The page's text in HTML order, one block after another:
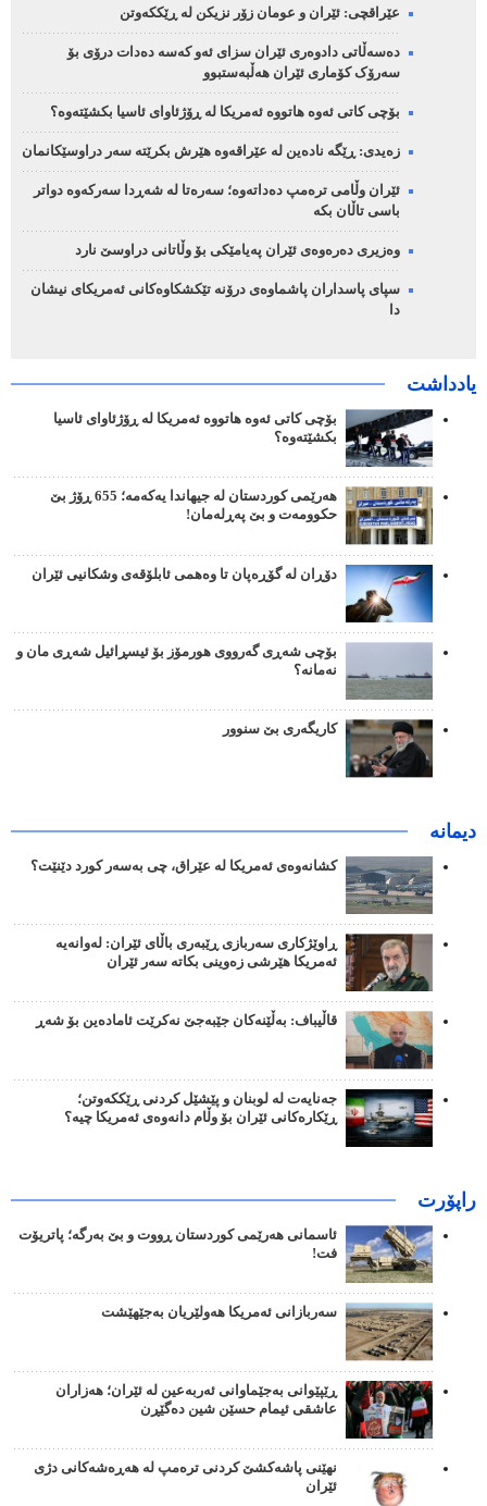
عێراقچی: ئێران و عومان زۆر نزیکن لە ڕێککەوتن
دەسەڵاتی دادوەری ئێران سزای ئەو کەسە دەدات درۆی بۆ
سەرۆک کۆماری ئێران هەڵبەستبوو
بۆچی کاتی ئەوە هاتووە ئەمریکا لە ڕۆژئاوای ئاسیا بکشێتەوە؟
زەیدی: ڕێگە نادەین لە عێراقەوە هێرش بکرێتە سەر دراوسێکانمان
ئێران وڵامی ترەمپ دەداتەوە؛ سەرەتا لە شەڕدا سەرکەوە دواتر
باسی تاڵان بکە
وەزیری دەرەوەی ئێران پەیامێکی بۆ وڵاتانی دراوسێ نارد
سپای پاسداران پاشماوەی درۆنە تێکشکاوەکانی ئەمریکای نیشان
دا
یادداشت
بۆچی کاتی ئەوە هاتووە ئەمریکا لە ڕۆژئاوای ئاسیا
بکشێتەوە؟
هەرێمی کوردستان لە جیهاندا یەکەمە؛ 655 ڕۆژ بێ
حکوومەت و بێ پەڕلەمان!
دۆڕان لە گۆڕەپان تا وەهمی ئابلۆقەی وشکانیی ئێران
بۆچی شەڕی گەرووی هورمۆز بۆ ئیسڕائیل شەڕی مان و
نەمانە؟
کاریگەری بێ سنوور
دیمانە
کشانەوەی ئەمریکا لە عێراق، چی بەسەر کورد دێنێت؟
ڕاوێژکاری سەربازی ڕێبەری باڵای ئێران: لەوانەیە
ئەمریکا هێرشی زەوینی بکاتە سەر ئێران
قاڵیباف: بەڵێنەکان جێبەجێ نەکرێت ئامادەین بۆ شەڕ
جەنایەت لە لوبنان و پێشێل کردنی ڕێککەوتن؛
ڕێکارەکانی ئێران بۆ وڵام دانەوەی ئەمریکا چیە؟
راپۆرت
ئاسمانی هەرێمی کوردستان ڕووت و بێ بەرگە؛ پاتریۆت
فت!
سەربازانی ئەمریکا هەولێریان بەجێهێشت
ڕێپێوانی بەجێماوانی ئەربەعین لە ئێران؛ هەزاران
عاشقی ئیمام حسێن شین دەگێڕن
نهێنی پاشەکشێ کردنی ترەمپ لە هەڕەشەکانی دژی
ئێران